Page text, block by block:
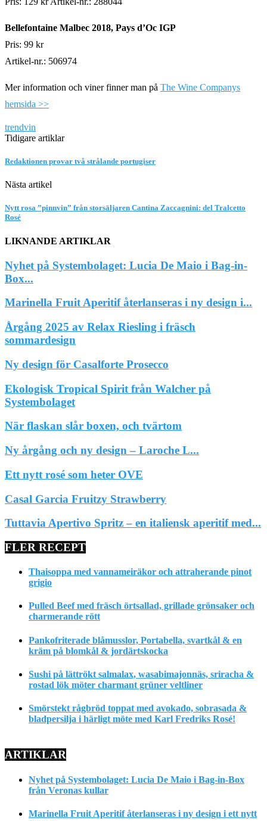
Bellefontaine Malbec 2018, Pays d’Oc IGP
Pris: 99 kr
Artikel-nr.: 506974
Mer information och viner finner man på The Wine Companys
hemsida >>
trendvin
Tidigare artiklar
Redaktionen provar två strålande portugiser
Nästa artikel
Nytt rosa ”pinnvin” från storsäljaren Cantina Zaccagnini: del Tralcetto
Rosé
LIKNANDE ARTIKLAR
Nyhet på Systembolaget: Lucia De Maio i Bag-in-
Box...
Marinella Fruit Aperitif återlanseras i ny design i...
Årgång 2025 av Relax Riesling i fräsch
sommardesign
Ny design för Casalforte Prosecco
Ekologisk Tropical Spirit från Walcher på
Systembolaget
När flaskan slår boxen, och tvärtom
Ny årgång och ny design – Laroche L...
Ett nytt rosé som heter OVE
Casal Garcia Fruitzy Strawberry
Tuttavia Apertivo Spritz – en italiensk aperitif med...
FLER RECEPT
Thaisoppa med vannameiräkor och attraherande pinot
grigio
Pulled Beef med fräsch örtsallad, grillade grönsaker och
charmerande rött
Pankofriterade blåmusslor, Portabella, svartkål & en
kräm på blomkål & jordärtskocka
Sushi på lättrökt salmalax, wasabimajonnäs, sriracha &
rostad lök möter charmant grüner veltliner
Smörstekt rågbröd toppat med avokado, sobrasada &
bladpersilja i härligt möte med Karl Fredriks Rosé!
ARTIKLAR
Nyhet på Systembolaget: Lucia De Maio i Bag-in-Box
från Veronas kullar
Marinella Fruit Aperitif återlanseras i ny design i ett nytt